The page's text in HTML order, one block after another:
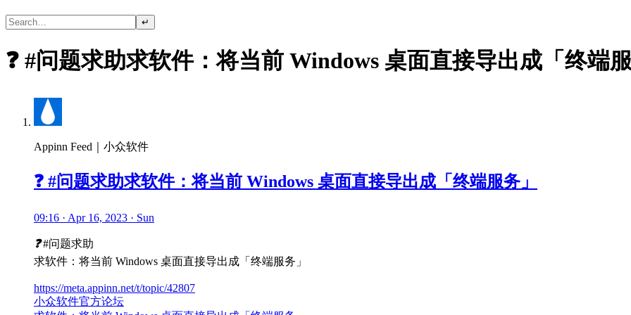
↵
❓ #问题求助求软件：将当前 Windows 桌面直接导出成「终端
Appinn Feed｜小众软件
❓ #问题求助求软件：将当前 Windows 桌面直接导出成「终端服务」
09:16 · Apr 16, 2023 · Sun
❓#问题求助
求软件：将当前 Windows 桌面直接导出成「终端服务」
https://meta.appinn.net/t/topic/42807
小众软件官方论坛